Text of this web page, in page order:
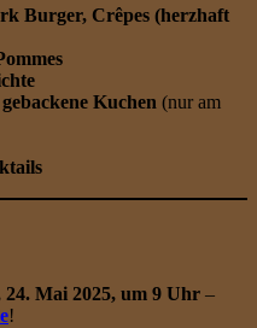
Burger, Crêpes (herzhaft
Kuchen (nur am
24. Mai 2025, um 9 Uhr –
!